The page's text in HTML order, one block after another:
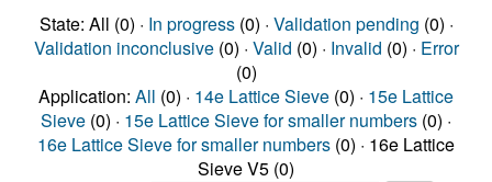
State: All (0) · In progress(0) · Validation pending (0) ·
Validation inconclusive(0) · Valid (0) · Invalid (0) · Error
(0)
Application: All (0) · 14e Lattice Sieve (0) · 15e Lattice
Sieve (0) · 15e Lattice Sieve for smaller numbers (0) ·
16e Lattice Sieve for smaller numbers (0) · 16e Lattice
Sieve V5 (0)